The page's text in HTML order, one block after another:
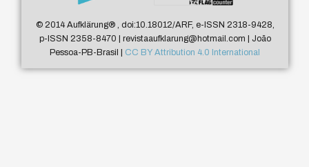
© 2014 Aufklärung®, doi:10.18012/ARF, e-ISSN 2318-9428,
p-ISSN 2358-8470 | revistaaufklarung@hotmail.com | João
Pessoa-PB-Brasil | CC BY Attribution 4.0 International